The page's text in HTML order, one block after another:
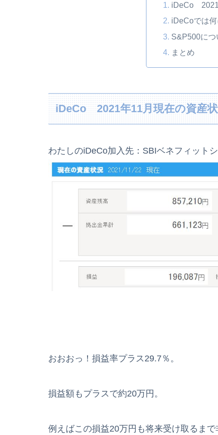
iDeCo 2021
iDeCoでは
S&P500につ
まとめ
iDeCo 2021年11月現在の資産
わたしのiDeCo加入先：SBIベネフィット
おおおっ！損益率プラス29.7％。
損益額もプラスで約20万円。
例えばこの損益20万円も将来受け取るま